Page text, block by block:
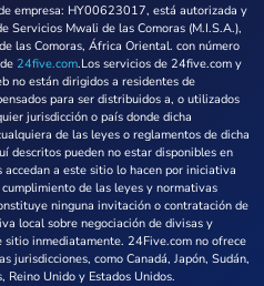
empresa: HY00623017, está autorizada y
Servicios Mwali de las Comoras (M.I.S.A.),
las Comoras, África Oriental. con número
24five.com.Los servicios de 24five.com y
no están dirigidos a residentes de
para ser distribuidos a, o utilizados
jurisdicción o país donde dicha
de las leyes o reglamentos de dicha
descritos pueden no estar disponibles en
a este sitio lo hacen por iniciativa
de las leyes y normativas
ninguna invitación o contratación de
local sobre negociación de divisas y
sitio inmediatamente. 24Five.com no ofrece
jurisdicciones, como Canadá, Japón, Sudán,
Reino Unido y Estados Unidos.